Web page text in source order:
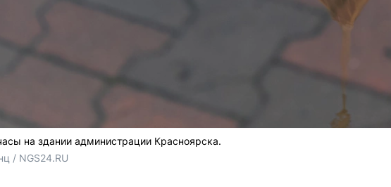
на здании администрации Красноярска.
/ NGS24.RU